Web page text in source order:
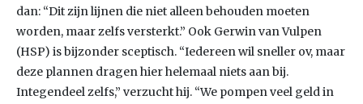
dan: “Dit zijn lijnen die niet alleen behouden moeten
worden, maar zelfs versterkt.” Ook Gerwin van Vulpen
(HSP) is bijzonder sceptisch. “Iedereen wil sneller ov, maar
deze plannen dragen hier helemaal niets aan bij.
Integendeel zelfs,” verzucht hij. “We pompen veel geld in